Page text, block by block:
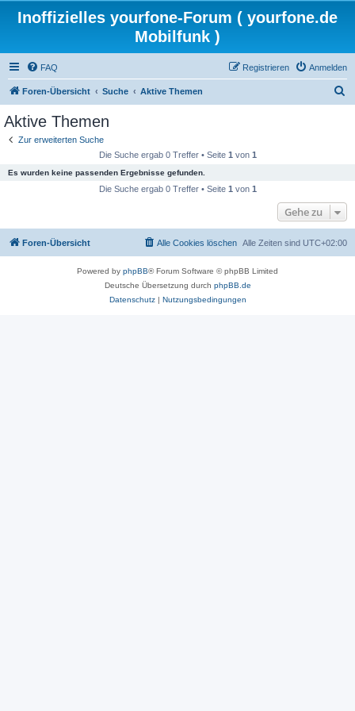
Inoffizielles yourfone-Forum ( yourfone.de
Mobilfunk )
FAQ Anmelden
Registrieren
Foren-Übersicht Suche Aktive Themen
Aktive Themen
Zur erweiterten Suche
Die Suche ergab 0 Treffer • Seite 1 von 1
Es wurden keine passenden Ergebnisse gefunden.
Die Suche ergab 0 Treffer • Seite 1 von 1
Gehe zu
Foren-Übersicht Alle Zeiten sind UTC+02:00
Alle Cookies löschen
Powered by phpBB® Forum Software © phpBB Limited
Deutsche Übersetzung durch phpBB.de
Datenschutz| Nutzungsbedingungen